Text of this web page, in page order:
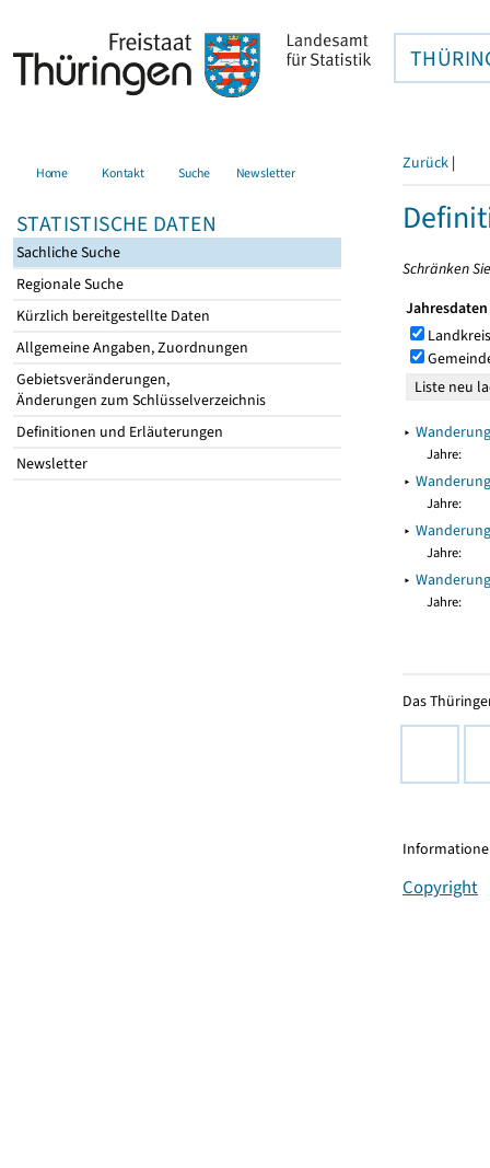
Home Kontakt Suche Newsletter
STATISTISCHE DATEN
Sachliche Suche
Regionale Suche
Kürzlich bereitgestellte Daten
Allgemeine Angaben, Zuordnungen
Gebietsveränderungen,
Änderungen zum Schlüsselverzeichnis
Definitionen und Erläuterungen
Newsletter
Zurück |
Schränken
Jahresdaten
▸
Jahre:
▸
Jahre:
▸
Jahre:
▸
Jahre:
Das
Copyright